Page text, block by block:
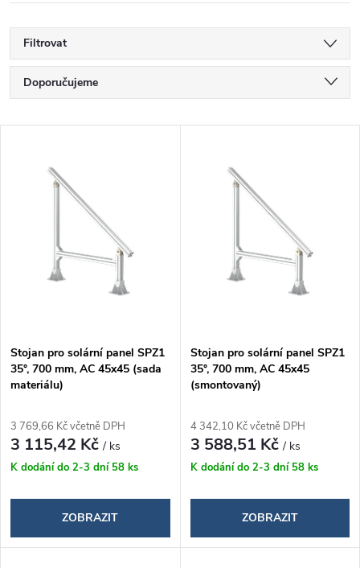
Filtrovat
Ř
a
r
d
u
k
Doporučujeme
Nejprodávanější
p
r
o
d
u
k
Stojan pro solární panel SPZ1
35°, 700 mm, AC 45x45 (sada
materiálu)
3 769,66 Kč včetně DPH
3 115,42 Kč/ ks
K dodání do 2-3 dní 58 ks
ZOBRAZIT
Stojan pro solární panel SPZ1
35°, 700 mm, AC 45x45
(smontovaný)
4 342,10 Kč včetně DPH
3 588,51 Kč/ ks
K dodání do 2-3 dní 58 ks
ZOBRAZIT